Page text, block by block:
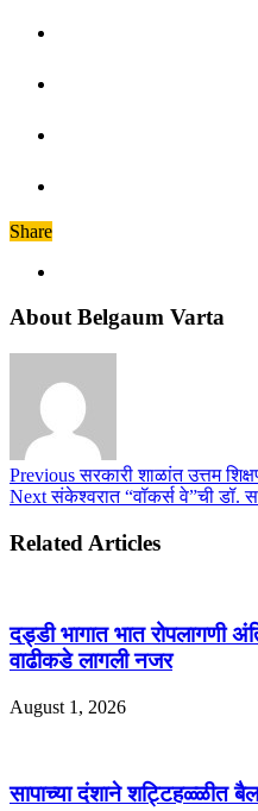
Share
About Belgaum Varta
Previousसरकारी शाळांत उत्तम
Nextसंकेश्वरात “वॉकर्स वे”ची डॉ.
Related Articles
दड्डी भागात भात रोपलागणी
वाढीकडे लागली नजर
August 1, 2026
सापाच्या दंशाने शट्टिहळ्ळीत